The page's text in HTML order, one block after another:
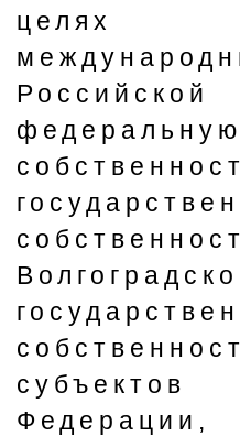
целях
федеральную
субъектов
Федерации,